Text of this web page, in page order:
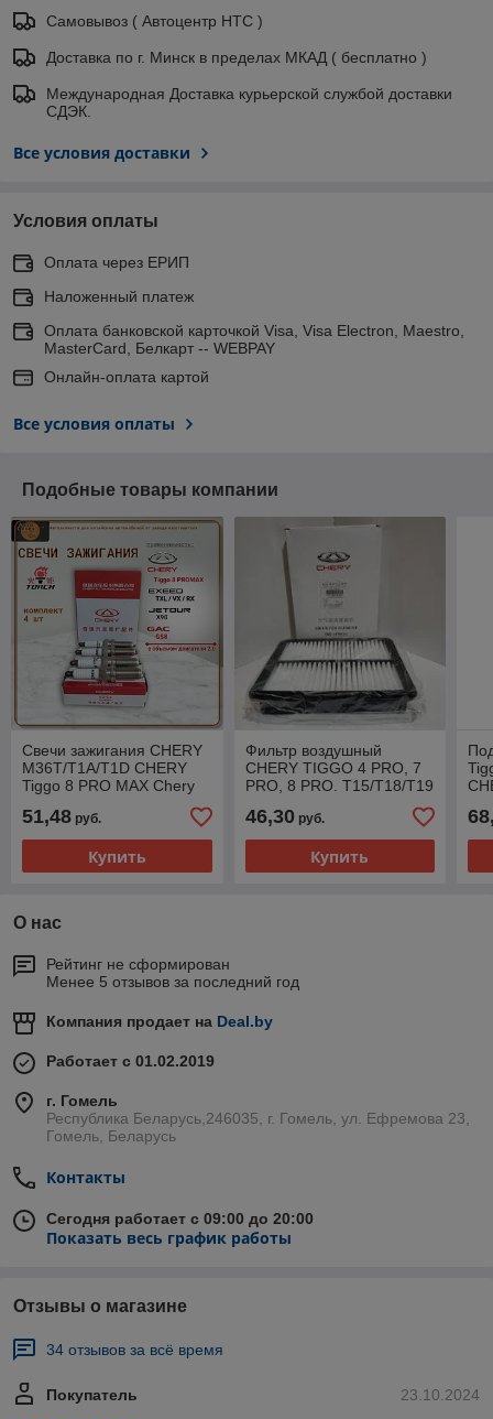
Самовывоз ( Автоцентр НТС )
Доставка по г. Минск в пределах МКАД ( бесплатно )
Международная Доставка курьерской службой доставки
СДЭК.
Все условия доставки
Условия оплаты
Оплата через ЕРИП
Наложенный платеж
Оплата банковской карточкой Visa, Visa Electron, Maestro,
MasterCard, Белкарт -- WEBPAY
Онлайн-оплата картой
Все условия оплаты
Подобные товары компании
Свечи зажигания CHERY
M36T/T1A/T1D CHERY
Tiggo 8 PRO MAX Chery
51,48 руб.
Купить
Фильтр воздушный
CHERY TIGGO 4 PRO, 7
PRO, 8 PRO. T15/T18/T19
46,30руб.
Купить
О нас
Рейтинг не сформирован
Менее 5 отзывов за последний год
Компания продает на Deal.by
Работает с 01.02.2019
г. Гомель
Республика Беларусь,246035, г. Гомель, ул. Ефремова 23,
Гомель, Беларусь
Контакты
Сегодня работает с 09:00 до 20:00
Показать весь график работы
Отзывы о магазине
34 отзывов за всё время
23.10.2024
Покупатель